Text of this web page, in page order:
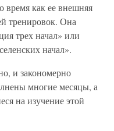
время как ее внешняя
тренировок. Она
трех начал» или
начал».
и закономерно
многие месяцы, а
на изучение этой